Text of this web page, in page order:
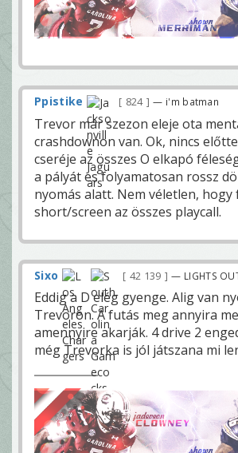
Ppistike 824 — i'm batman
Trevor már szezon eleje ota
crashdownon van. Ok, nincs
cseréje az összes O elkapó
a pályát es folyamatosan rossz
nyomás alatt. Nem véletlen, hogy
short/screen az összes playcall.
Sixo 42 139 — LIGHTS
Eddig a D elég gyenge. Alig van
Trevoron. A futás meg annyira
amennyire akarják. 4 drive 2
még Trevorka is jól játszana mi